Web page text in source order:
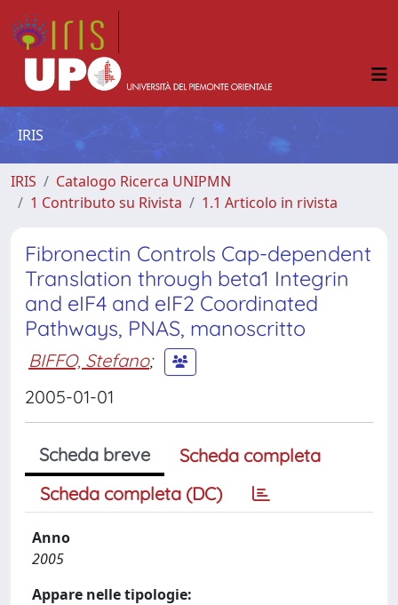
IRIS
IRIS
Catalogo Ricerca UNIPMN
1 Contributo su Rivista
1.1 Articolo in rivista
Fibronectin Controls Cap-dependent
Translation through beta1 Integrin
and eIF4 and eIF2 Coordinated
Pathways, PNAS, manoscritto
BIFFO, Stefano;
2005-01-01
Scheda breve
Scheda completa
Scheda completa (DC)
Anno
2005
Appare nelle tipologie: